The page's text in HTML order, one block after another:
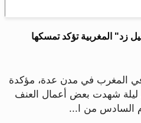
المغربية تؤكد تمسكها
المغرب في مدن عدة، مؤكدة
ليلة شهدت بعض أعمال العنف
السادس من ا...